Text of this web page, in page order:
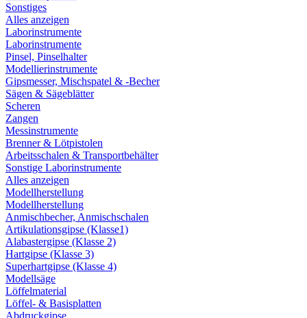
Sonstiges
Alles anzeigen
Laborinstrumente
Laborinstrumente
Pinsel, Pinselhalter
Modellierinstrumente
Gipsmesser, Mischspatel & -Becher
Sägen & Sägeblätter
Scheren
Zangen
Messinstrumente
Brenner & Lötpistolen
Arbeitsschalen & Transportbehälter
Sonstige Laborinstrumente
Alles anzeigen
Modellherstellung
Modellherstellung
Anmischbecher, Anmischschalen
Artikulationsgipse (Klasse1)
Alabastergipse (Klasse 2)
Hartgipse (Klasse 3)
Superhartgipse (Klasse 4)
Modellsäge
Löffelmaterial
Löffel- & Basisplatten
Abdruckgipse